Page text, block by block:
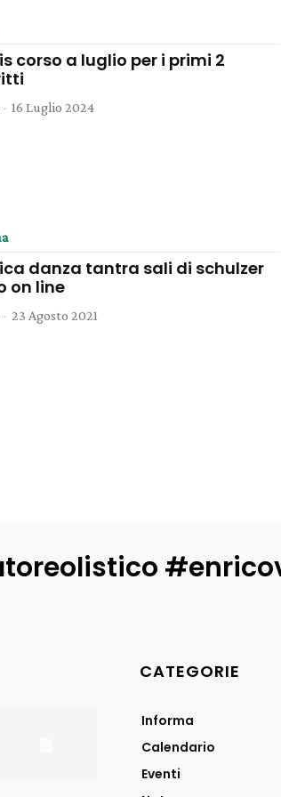
corso a luglio per i primi 2
- 16 Luglio 2024
danza tantra sali di schulzer
on line
- 23 Agosto 2021
CATEGORIE
Informa
Calendario
Eventi